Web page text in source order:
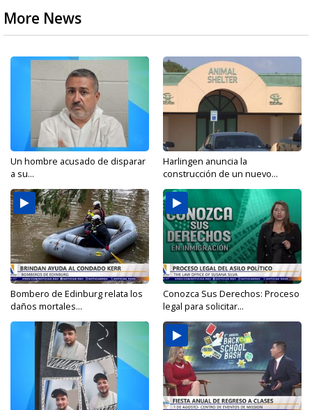
More News
Un hombre acusado de disparar
a su...
Harlingen anuncia la
construcción de un nuevo...
Bombero de Edinburg relata los
daños mortales...
Conozca Sus Derechos: Proceso
legal para solicitar...